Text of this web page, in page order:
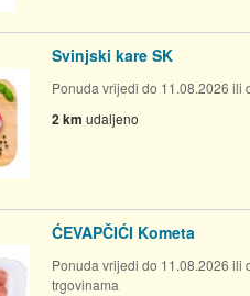
Svinjski kare SK
Ponuda vrijedi do 11.08.2026 ili
2 km udaljeno
ĆEVAPČIĆI Kometa
Ponuda vrijedi do 11.08.2026 ili
trgovinama